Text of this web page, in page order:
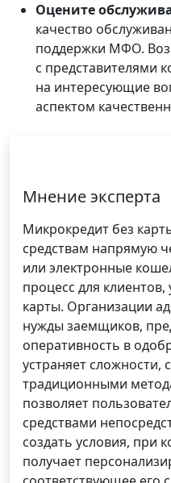
Оцените
качество
поддержки МФО.
с представителями
на интересующие
аспектом
Мнение эксперта
Микрокредит без
средствам напрямую
или электронные
процесс для
карты. Организации
нужды заемщиков,
оперативность в
устраняет сложности,
традиционными
позволяет
средствами
создать условия, при
получает